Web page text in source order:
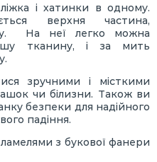
і хатинки в одному.
верхня частина,
На неї легко можна
тканину, і за мить
зручними і місткими
чи білизни. Також ви
безпеки для надійного
падіння.
з букової фанери